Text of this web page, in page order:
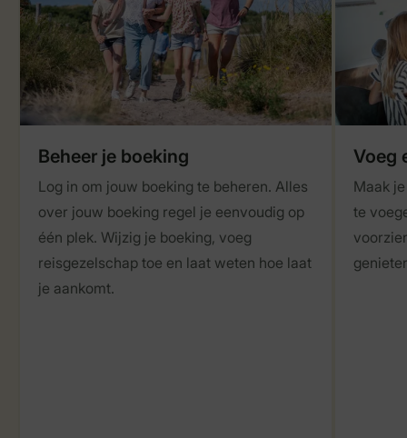
Beheer je boeking
Log in om jouw boeking te beheren. Alles
over jouw boeking regel je eenvoudig op
één plek. Wijzig je boeking, voeg
reisgezelschap toe en laat weten hoe laat
je aankomt.
Voeg
Maak
te